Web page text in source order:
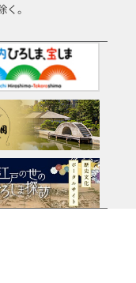
。